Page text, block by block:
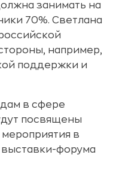
занимать на
70%. Светлана
например,
поддержки и
в сфере
посвящены
в
форума